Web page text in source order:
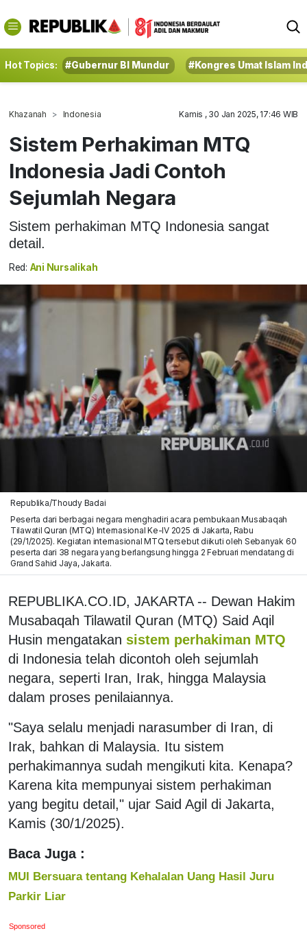
Hot Topics: #Gubernur BI Mundur #Kongres Umat Islam
Khazanah Indonesia Kamis , 30 Jan 2025, 17:46 WIB
Sistem Perhakiman MTQ
Indonesia Jadi Contoh
Sejumlah Negara
Sistem perhakiman MTQ Indonesia sangat
detail.
Red: Ani Nursalikah
Republika/Thoudy Badai
Peserta dari berbagai negara menghadiri acara pembukaan Musabaqah
Tilawatil Quran (MTQ) Internasional Ke-IV 2025 di Jakarta, Rabu
(29/1/2025). Kegiatan internasional MTQ tersebut diikuti oleh Sebanyak 60
peserta dari 38 negara yang berlangsung hingga 2 Februari mendatang di
Grand Sahid Jaya, Jakarta.
REPUBLIKA.CO.ID, JAKARTA -- Dewan Hakim
Musabaqah Tilawatil Quran (MTQ) Said Aqil
Husin mengatakan sistem perhakiman MTQ
di Indonesia telah dicontoh oleh sejumlah
negara, seperti Iran, Irak, hingga Malaysia
dalam proses penilaiannya.
"Saya selalu menjadi narasumber di Iran, di
Irak, bahkan di Malaysia. Itu sistem
perhakimannya sudah mengikuti kita. Kenapa?
Karena kita mempunyai sistem perhakiman
yang begitu detail," ujar Said Agil di Jakarta,
Kamis (30/1/2025).
Baca Juga :
MUI Bersuara tentang Kehalalan Uang Hasil Juru
Parkir Liar
Sponsored